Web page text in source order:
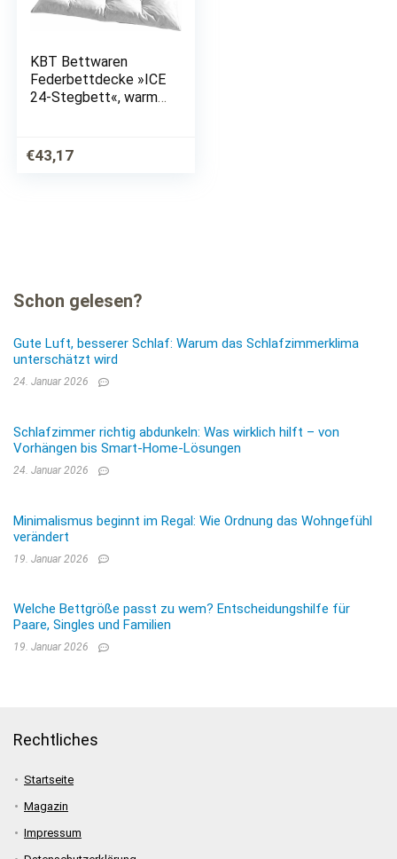
KBT Bettwaren
Federbettdecke »ICE
24-Stegbett«, warm,
€43,17
Schon gelesen?
Gute Luft, besserer Schlaf: Warum das Schlafzimmerklima
unterschätzt wird
24. Januar 2026
Schlafzimmer richtig abdunkeln: Was wirklich hilft – von
Vorhängen bis Smart-Home-Lösungen
24. Januar 2026
Minimalismus beginnt im Regal: Wie Ordnung das Wohngefühl
verändert
19. Januar 2026
Welche Bettgröße passt zu wem? Entscheidungshilfe für
Paare, Singles und Familien
19. Januar 2026
Rechtliches
Startseite
Magazin
Impressum